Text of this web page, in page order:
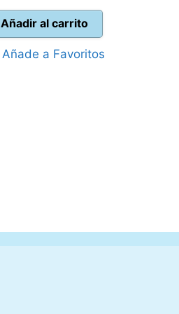
original
era:
19,95 €.
es:
10,00 €.
Añadir al carrito
Añade a Favoritos